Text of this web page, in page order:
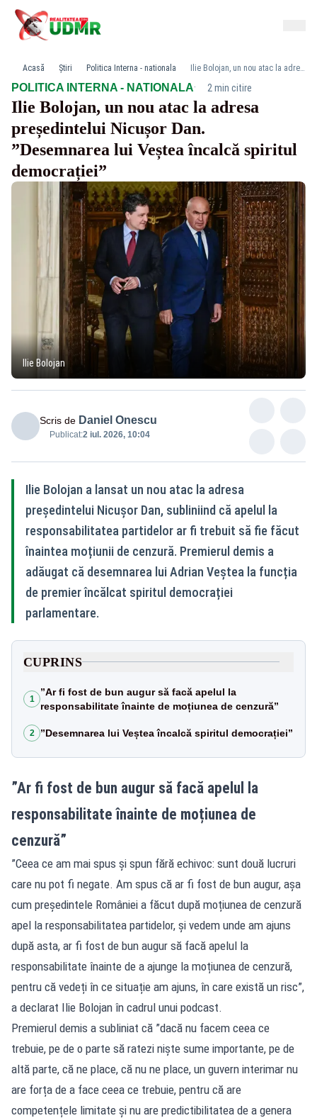
Acasă Știri Politica Interna - nationala Ilie Bolojan, un nou atac la adresa președintelui Nicușor Dan. ”Desemnarea lui Veștea încalcă spiritul democrației”
POLITICA INTERNA - NATIONALA· 2 min citire
Ilie Bolojan, un nou atac la adresa
președintelui Nicușor Dan.
”Desemnarea lui Veștea încalcă spiritul
democrației”
Ilie Bolojan
Scris de Daniel Onescu
Publicat:2 iul. 2026, 10:04
Ilie Bolojan a lansat un nou atac la adresa
președintelui Nicușor Dan, subliniind că apelul la
responsabilitatea partidelor ar fi trebuit să fie făcut
înaintea moțiunii de cenzură. Premierul demis a
adăugat că desemnarea lui Adrian Veștea la funcția
de premier încălcat spiritul democrației
parlamentare.
CUPRINS
1
”Ar fi fost de bun augur să facă apelul la
responsabilitate înainte de moțiunea de cenzură”
2 ”Desemnarea lui Veștea încalcă spiritul democrației”
”Ar fi fost de bun augur să facă apelul la
responsabilitate înainte de moțiunea de
cenzură”
”Ceea ce am mai spus și spun fără echivoc: sunt două lucruri
care nu pot fi negate. Am spus că ar fi fost de bun augur, așa
cum președintele României a făcut după moțiunea de cenzură
apel la responsabilitatea partidelor, și vedem unde am ajuns
după asta, ar fi fost de bun augur să facă apelul la
responsabilitate înainte de a ajunge la moțiunea de cenzură,
pentru că vedeți în ce situație am ajuns, în care există un risc”,
a declarat Ilie Bolojan în cadrul unui podcast.
Premierul demis a subliniat că ”dacă nu facem ceea ce
trebuie, pe de o parte să ratezi niște sume importante, pe de
altă parte, că ne place, că nu ne place, un guvern interimar nu
are forța de a face ceea ce trebuie, pentru că are
competențele limitate și nu are predictibilitatea de a genera